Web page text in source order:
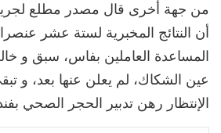
من جهة أخرى قال مصدر مطلع
أن النتائج المخبرية لستة عشر
المساعدة العاملين بفاس، سبق و
عين الشكاك، لم يعلن عنها بعد، و
الإنتظار رهن تدبير الحجر الصحي